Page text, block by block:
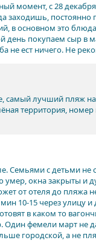
момент, с 28
заходишь, постоянно
в основном это
день покупаем сыр в
не ест ничего. Не
самый лучший пляж
территория,
Семьями с детьми не
умер, окна закрыты
от отеля до пляжа
10-15 через улицу
в каком то
фемели март не
городской, а не